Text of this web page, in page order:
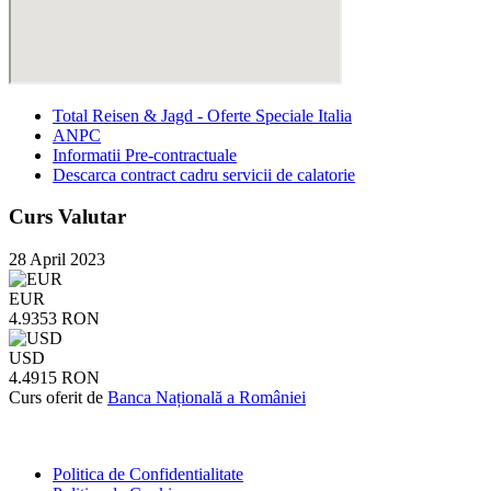
Total Reisen & Jagd - Oferte Speciale Italia
ANPC
Informatii Pre-contractuale
Descarca contract cadru servicii de calatorie
Curs Valutar
28 April 2023
EUR
4.9353 RON
USD
4.4915 RON
Curs oferit de Banca Națională a României
Politica de Confidentialitate